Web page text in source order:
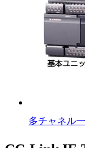
多チャネル